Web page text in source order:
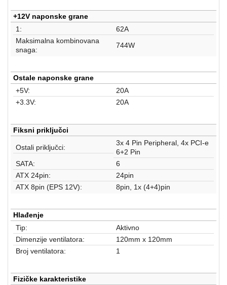
+12V naponske grane
1:
62A
Maksimalna kombinovana
snaga:
744W
Ostale naponske grane
+5V:
20A
+3.3V:
20A
Fiksni priključci
Ostali priključci:
3x 4 Pin Peripheral, 4x PCI-e
6+2 Pin
SATA:
6
ATX 24pin:
24pin
ATX 8pin (EPS 12V):
8pin, 1x (4+4)pin
Hlađenje
Tip:
Aktivno
Dimenzije ventilatora:
120mm x 120mm
Broj ventilatora:
1
Fizičke karakteristike